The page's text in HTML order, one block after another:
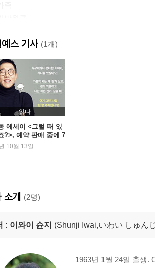
반윙클
택
블 피시
해어
는 해
둥과 유골
머니
부
스 기사 (1개)
읽다
에세이 <그럴 때 있
?>, 예약 판매 중에 7
10월 13일
소개 (2명)
: 이와이 슌지 (Shunji Iwai,いわい しゅん
1963년 1월 24일 출생.